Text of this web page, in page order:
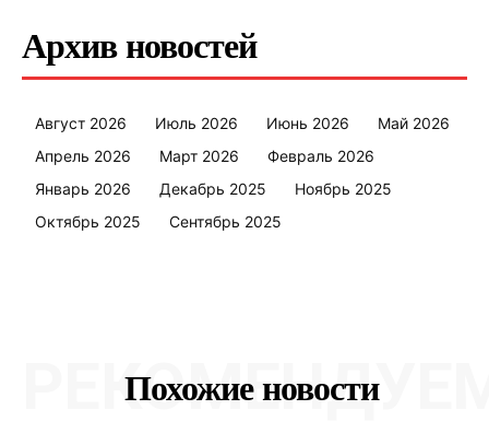
Архив новостей
Август 2026 Июль 2026 Июнь 2026
Май 2026
Апрель 2026
Март 2026
Февраль 2026
Январь 2026
Декабрь 2025
Ноябрь 2025
Октябрь 2025
Сентябрь 2025
Похожие новости